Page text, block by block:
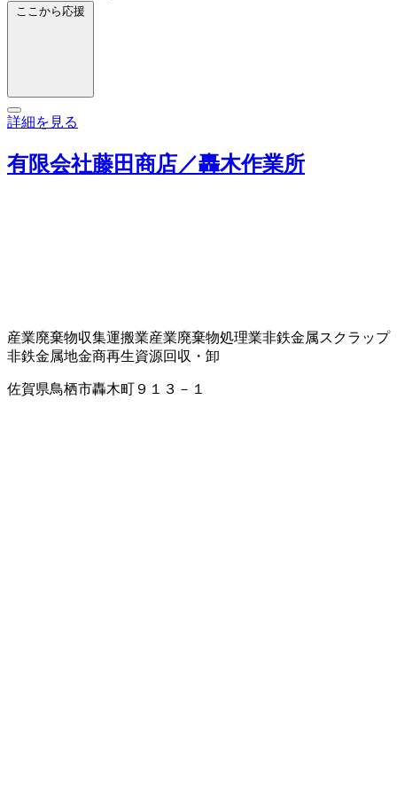
ここから応援
詳細を見る
有限会社藤田商店／轟木作業所
産業廃棄物収集運搬業産業廃棄物処理業非鉄金属スクラップ
非鉄金属地金商再生資源回収・卸
佐賀県鳥栖市轟木町９１３－１